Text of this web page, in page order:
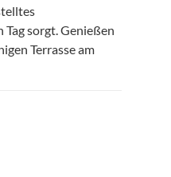
sorgt. Genießen
Terrasse am